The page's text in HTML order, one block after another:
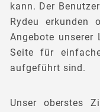
kann. Der
Rydeu erkunden
Angebote unserer
Seite für
aufgeführt sind.
Unser oberstes